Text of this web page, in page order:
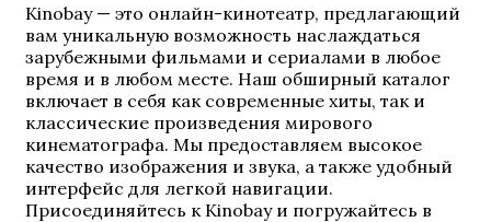
Kinobay — это онлайн-кинотеатр, предлагающий
вам уникальную возможность наслаждаться
зарубежными фильмами и сериалами в любое
время и в любом месте. Наш обширный каталог
включает в себя как современные хиты, так и
классические произведения мирового
кинематографа. Мы предоставляем высокое
качество изображения и звука, а также удобный
интерфейс для легкой навигации.
Присоединяйтесь к Kinobay и погружайтесь в